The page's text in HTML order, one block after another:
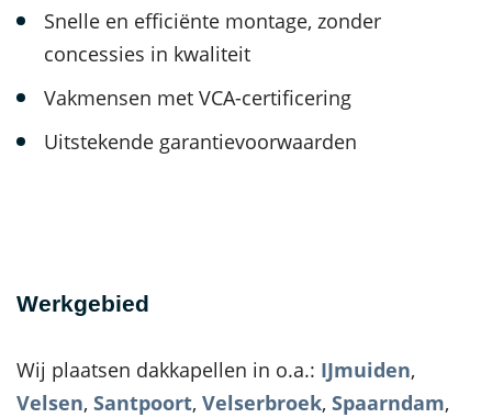
Snelle en efficiënte montage, zonder
concessies in kwaliteit
Vakmensen met VCA-certificering
Uitstekende garantievoorwaarden
Werkgebied
Wij plaatsen dakkapellen in o.a.: IJmuiden,
Velsen, Santpoort, Velserbroek, Spaarndam,